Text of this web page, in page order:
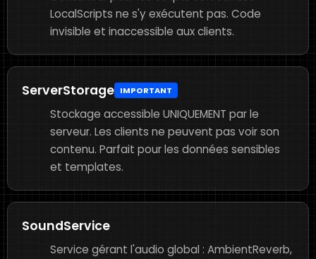
LocalScripts ne s'y exécutent pas. Code
invisible et inaccessible aux clients.
ServerStorage IMPORTANT
Stockage accessible UNIQUEMENT par le
serveur. Les clients ne peuvent pas voir son
contenu. Parfait pour les données sensibles
et templates.
SoundService
Service gérant l'audio global : AmbientReverb,